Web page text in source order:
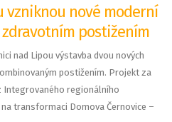
vzniknou nové moderní
postižením
nad Lipou výstavba dvou nových
postižením. Projekt za
Integrovaného regionálního
transformaci Domova Černovice –